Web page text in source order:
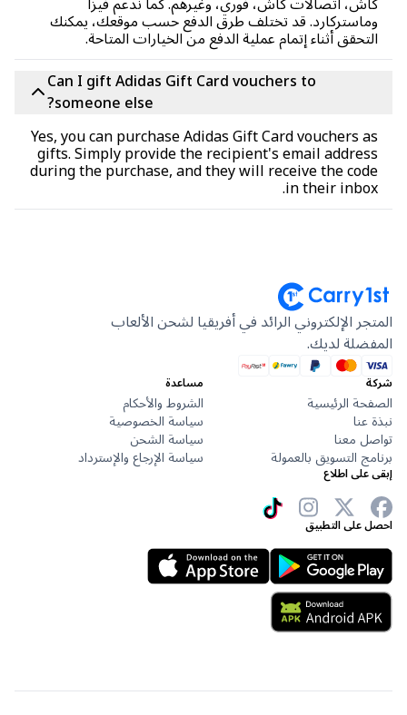
قد تختلف طرق الدفع حسب موقعك، يمكنك
أثناء إتمام عملية الدفع من الخيارات المتاحة.
Can I gift Adidas Gift Card vouchers to
someone else?
Yes, you can purchase Adidas Gift Card vouchers
gifts. Simply provide the recipient's email
during the purchase, and they will receive the
in their
الإلكتروني الرائد في أفريقيا لشحن الألعاب
لديك.
الرئيسية
معنا
التسويق بالعمولة
مساعدة
الشروط والأحكام
سياسة الخصوصية
سياسة الشحن
سياسة الإرجاع والإسترداد
اطلاع
التطبيق